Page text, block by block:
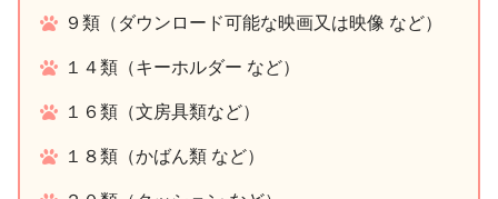
９類（ダウンロード可能な映画又は映像 など）
１４類（キーホルダー など）
１６類（文房具類など）
１８類（かばん類 など）